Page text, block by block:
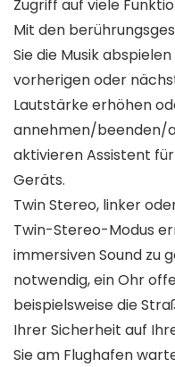
Zugriff auf viele
Mit den
Sie die Musik
vorherigen oder
Lautstärke erhöhen
annehmen/beenden/
aktivieren Assistent
Geräts.
Twin Stereo, linker
Twin-Stereo-Modus
immersiven Sound zu
notwendig, ein Ohr
beispielsweise die
Ihrer Sicherheit auf
Sie am Flughafen